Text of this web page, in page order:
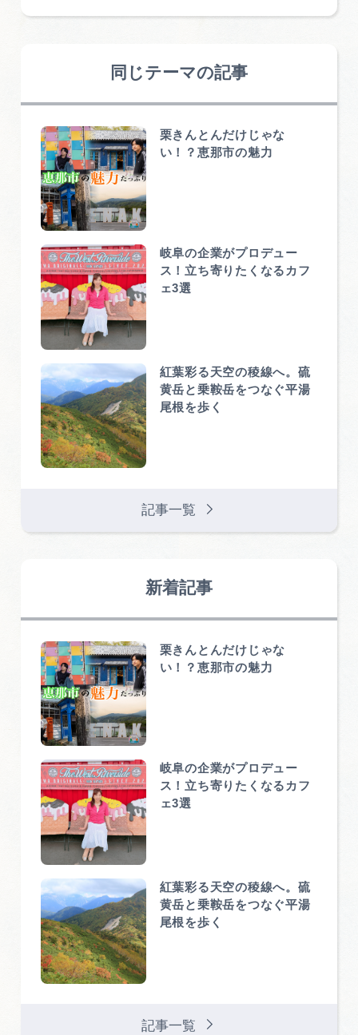
同じテーマの記事
栗きんとんだけじゃな
い！？恵那市の魅力
岐阜の企業がプロデュー
ス！立ち寄りたくなるカフ
ェ3選
紅葉彩る天空の稜線へ。硫
黄岳と乗鞍岳をつなぐ平湯
尾根を歩く
記事一覧
新着記事
栗きんとんだけじゃな
い！？恵那市の魅力
岐阜の企業がプロデュー
ス！立ち寄りたくなるカフ
ェ3選
紅葉彩る天空の稜線へ。硫
黄岳と乗鞍岳をつなぐ平湯
尾根を歩く
記事一覧